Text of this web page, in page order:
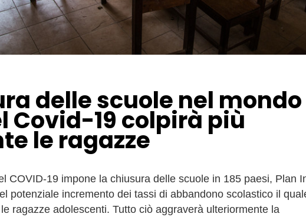
delle scuole nel mondo
Covid-19 colpirà più
le ragazze
COVID-19 impone la chiusura delle scuole in 185 paesi, Plan
potenziale incremento dei tassi di abbandono scolastico il
ragazze adolescenti. Tutto ciò aggraverà ulteriormente la